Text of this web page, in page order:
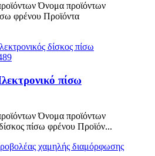
Όνομα προϊόντων
φρένου Προϊόντα
πίσω
Όνομα προϊόντων
πίσω φρένου Προϊόν...